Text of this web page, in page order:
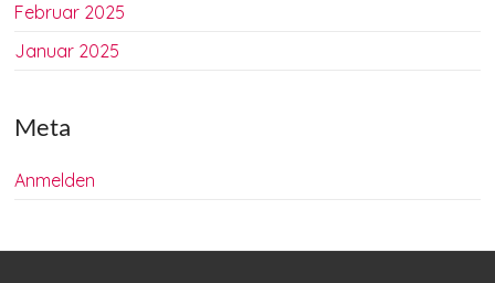
Februar 2025
Januar 2025
Meta
Anmelden